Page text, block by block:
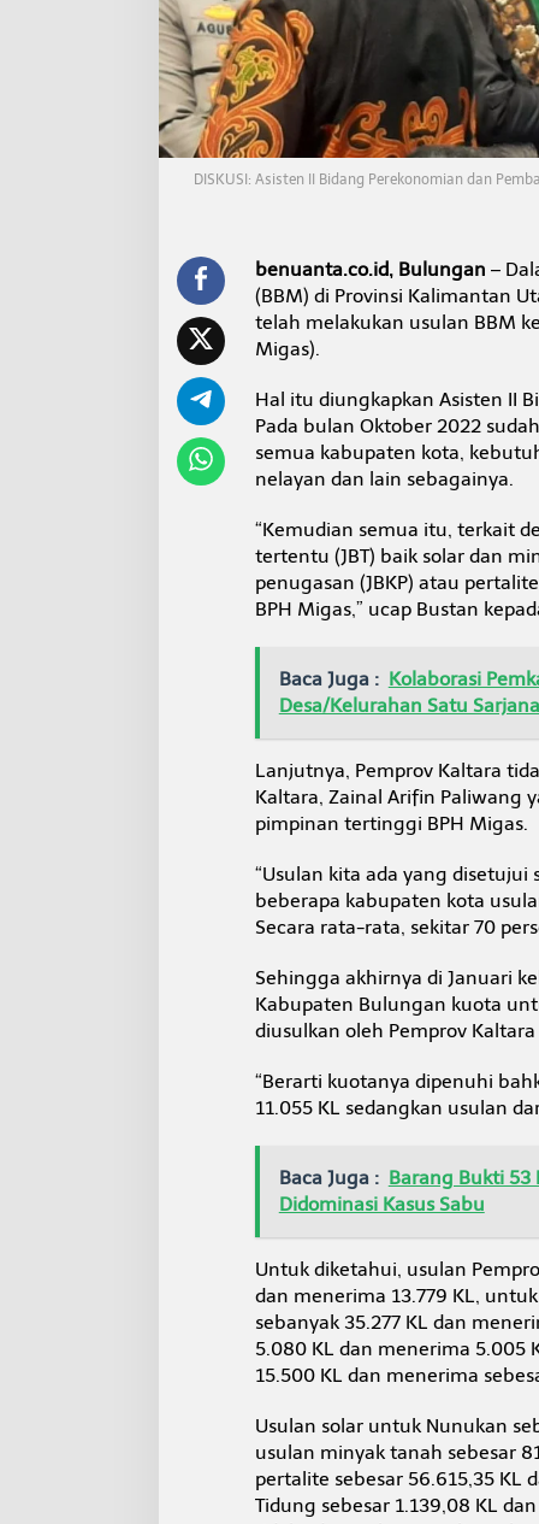
B
H
M
i
g
DISKUSI: Asisten II Bidang Perekonomian dan
benuanta.co.id, Bulungan –
(BBM) di Provinsi Kalimantan
telah melakukan usulan BBM
Migas).
Hal itu diungkapkan Asisten II
Pada bulan Oktober 2022
semua kabupaten kota,
nelayan dan lain sebagainya.
“Kemudian semua itu, terkait
tertentu (JBT) baik solar dan
penugasan (JBKP) atau
BPH Migas,” ucap Bustan
Baca Juga : Kolaborasi
Desa/Kelurahan Satu Sarjana
Lanjutnya, Pemprov Kaltara
Kaltara, Zainal Arifin Paliwang
pimpinan tertinggi BPH Migas.
“Usulan kita ada yang
beberapa kabupaten kota
Secara rata-rata, sekitar 70
Sehingga akhirnya di Januari
Kabupaten Bulungan kuota
diusulkan oleh Pemprov Kaltara
“Berarti kuotanya dipenuhi
11.055 KL sedangkan usulan
Baca Juga : Barang Bukti 53
Didominasi Kasus Sabu
Untuk diketahui, usulan
dan menerima 13.779 KL,
sebanyak 35.277 KL dan
5.080 KL dan menerima 5.005
15.500 KL dan menerima
Usulan solar untuk Nunukan
usulan minyak tanah sebesar
pertalite sebesar 56.615,35 KL
Tidung sebesar 1.139,08 KL